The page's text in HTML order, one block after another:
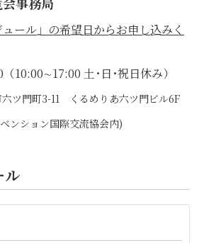
ール」の希望日からお申し込みく
10:00∼17:00 土･日･祝日休み）
ツ門町3-11 くるめりあ六ツ門ビル6F
ンション国際交流協会内)
ル